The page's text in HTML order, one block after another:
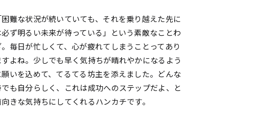
困難な状況が続いていても、それを乗り越えた先に
必ず明るい未来が待っている」という素敵なことわ
。毎日が忙しくて、心が疲れてしまうことってあり
すよね。少しでも早く気持ちが晴れやかになるよう
願いを込めて、てるてる坊主を添えました。どんな
も自分らしく、これは成功へのステップだよ、と
きな気持ちにしてくれるハンカチです。